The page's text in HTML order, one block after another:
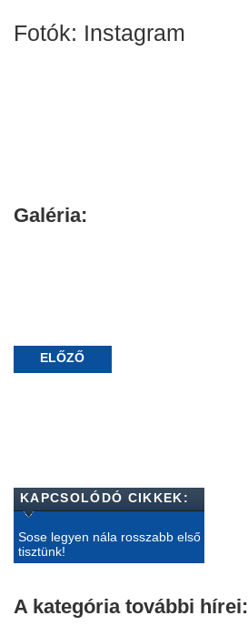
Fotók: Instagram
Galéria:
ELŐZŐ
KAPCSOLÓDÓ CIKKEK:
Sose legyen nála rosszabb első
tisztünk!
A kategória további hírei: